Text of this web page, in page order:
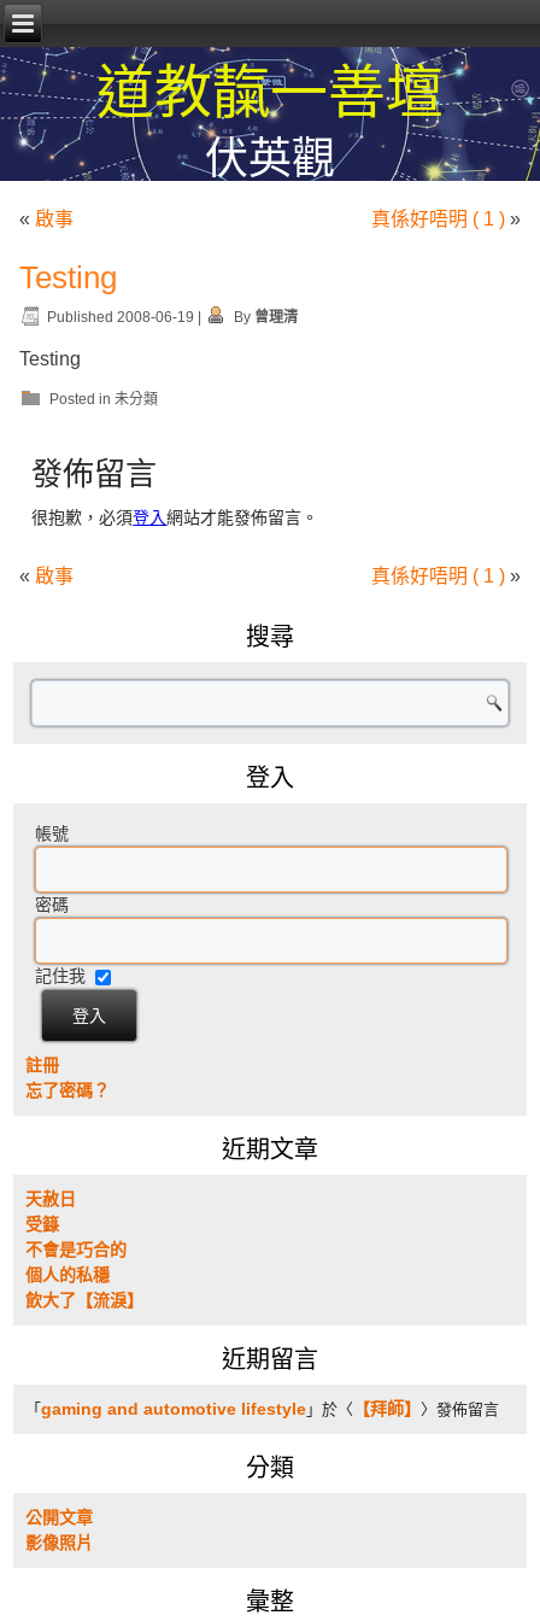
道教靝一善壇
伏英觀
« 啟事 真係好唔明 ( 1 )»
Testing
Published 2008-06-19 | By 曾理清
Testing
Posted in 未分類
發佈留言
很抱歉，必須登入網站才能發佈留言。
« 啟事 真係好唔明 ( 1 )»
搜尋
登入
帳號
密碼
記住我
註冊
忘了密碼？
近期文章
天赦日
受籙
不會是巧合的
個人的私穩
飲大了【流淚】
近期留言
「gaming and automotive lifestyle 」於〈 【拜師】 〉發佈留言
分類
公開文章
影像照片
彙整